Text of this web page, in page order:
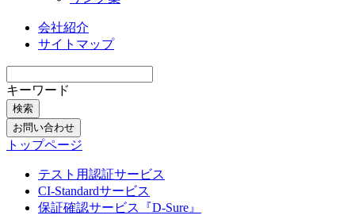
会社紹介
サイトマップ
キーワード
検索
お問い合わせ
トップページ
テスト用認証サービス
CI-Standardサービス
保証確認サービス『D-Sure』